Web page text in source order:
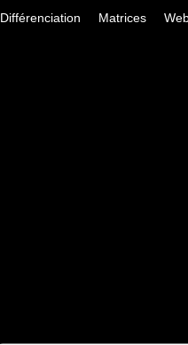
Différenciation Matrices